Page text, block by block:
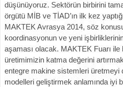
düşünüyoruz. Sektörün birbirini
örgütü MİB ve TİAD’ın ilk kez
MAKTEK Avrasya 2014, söz
koordinasyonun ve yeni
aşaması olacak. MAKTEK Fuarı
üretimimizin katma değerini
entegre makine sistemleri üretmeyi
modelleri geliştirmek anlamında iyi